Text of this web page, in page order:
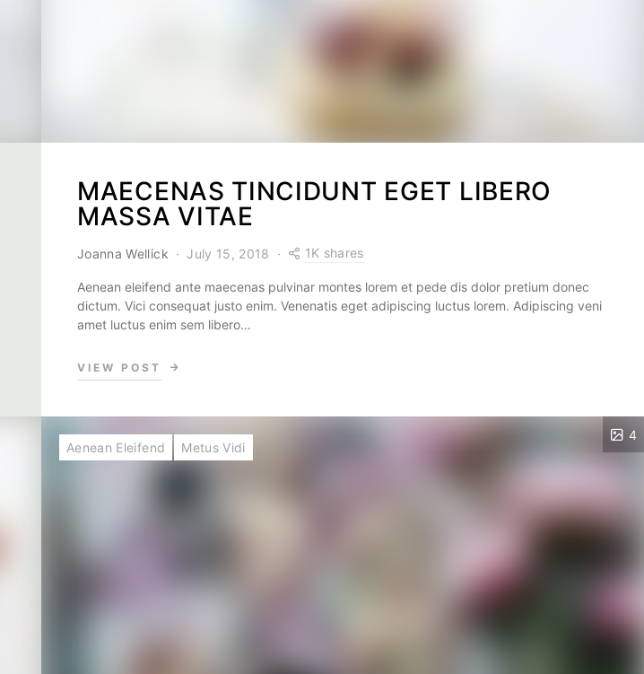
MAECENAS TINCIDUNT EGET LIBERO
MASSA VITAE
Joanna Wellick July 15, 2018 1K shares
Aenean eleifend ante maecenas pulvinar montes lorem et pede dis dolor pretium donec
dictum. Vici consequat justo enim. Venenatis eget adipiscing luctus lorem. Adipiscing veni
amet luctus enim sem libero…
VIEW POST
Aenean Eleifend Metus Vidi
4